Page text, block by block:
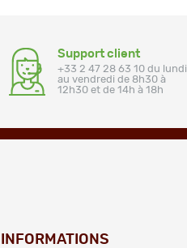
Support client
+33 2 47 28 63 10 du lundi
au vendredi de 8h30 à
12h30 et de 14h à 18h
INFORMATIONS